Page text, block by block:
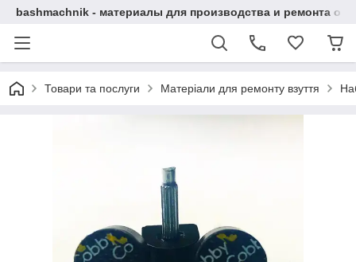
bashmachnik - материалы для производства и ремонта
Товари та послуги Матеріали для ремонту взуття